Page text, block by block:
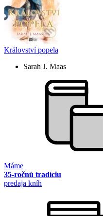
Království popela
Sarah J. Maas
Máme
35-ročnú tradíciu
predaja kníh